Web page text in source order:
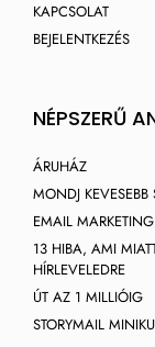
KAPCSOLAT
BEJELENTKEZÉS
NÉPSZERŰ
ÁRUHÁZ
MONDJ KEVESEBB
EMAIL
13 HIBA, AMI
HÍRLEVELEDRE
ÚT AZ 1 MILLIÓIG
STORYMAIL